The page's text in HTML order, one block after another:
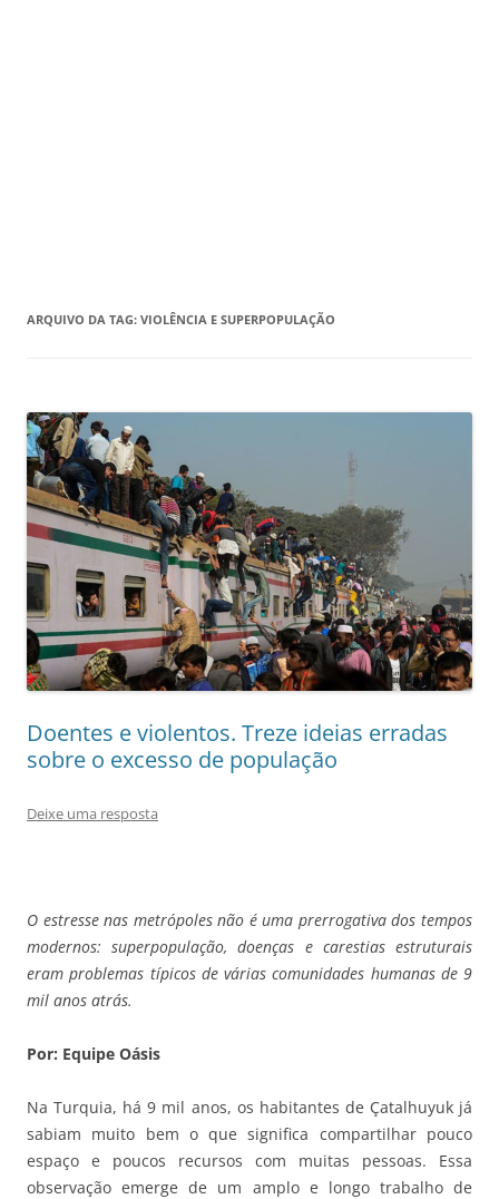
ARQUIVO DA TAG: VIOLÊNCIA E SUPERPOPULAÇÃO
Doentes e violentos. Treze ideias erradas
sobre o excesso de população
Deixe uma resposta
O estresse nas metrópoles não é uma prerrogativa dos tempos
modernos: superpopulação, doenças e carestias estruturais
eram problemas típicos de várias comunidades humanas de 9
mil anos atrás.
Por: Equipe Oásis
Na Turquia, há 9 mil anos, os habitantes de Çatalhuyuk já
sabiam muito bem o que significa compartilhar pouco
espaço e poucos recursos com muitas pessoas. Essa
observação emerge de um amplo e longo trabalho de